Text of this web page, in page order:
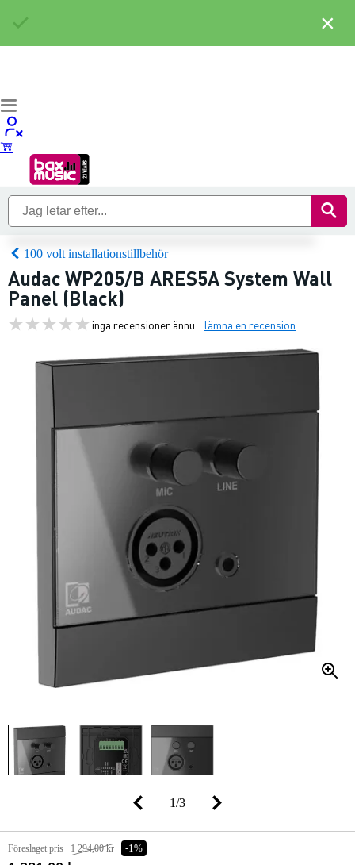
100 volt installationstillbehör
Audac WP205/B ARES5A System Wall
Panel (Black)
inga recensioner ännu lämna en recension
1/3
Föreslaget pris 1 294,00 kr -1%
×